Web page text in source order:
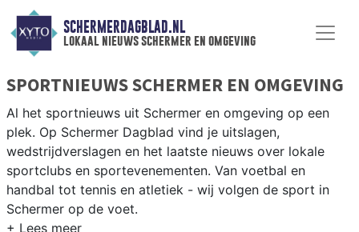
SCHERMERDAGBLAD.NL
lokaal nieuws schermer en omgeving
SPORTNIEUWS SCHERMER EN OMGEVING
Al het sportnieuws uit Schermer en omgeving op een
plek. Op Schermer Dagblad vind je uitslagen,
wedstrijdverslagen en het laatste nieuws over lokale
sportclubs en sportevenementen. Van voetbal en
handbal tot tennis en atletiek - wij volgen de sport in
Schermer op de voet.